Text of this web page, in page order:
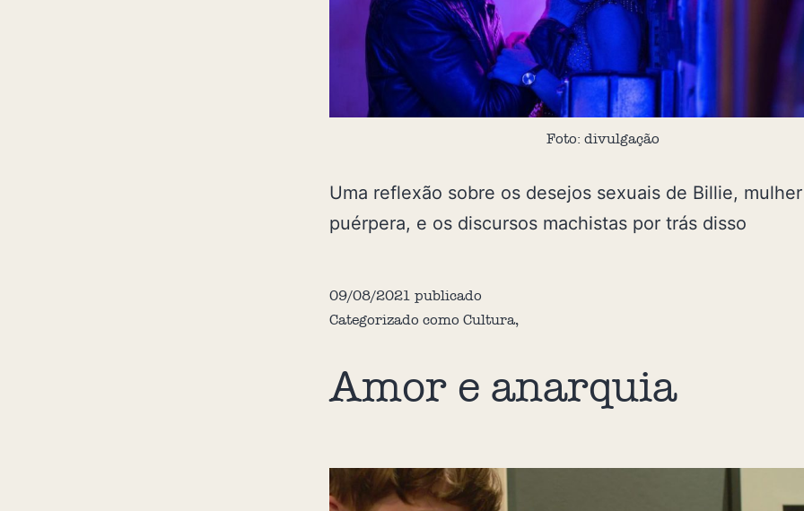
Foto: divulgação
Uma reflexão sobre os desejos sexuais de Billie,
puérpera, e os discursos machistas por trás disso
09/08/2021 publicado
Categorizado como Cultura,
Amor e anarquia